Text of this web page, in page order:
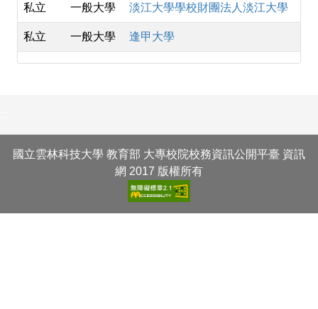
私立 一般大學 淡江大學學校財團法人淡江大學
私立 一般大學 逢甲大學
國立雲林科技大學 教育部 大專校院校務資訊公開平臺 資訊
網 2017 版權所有